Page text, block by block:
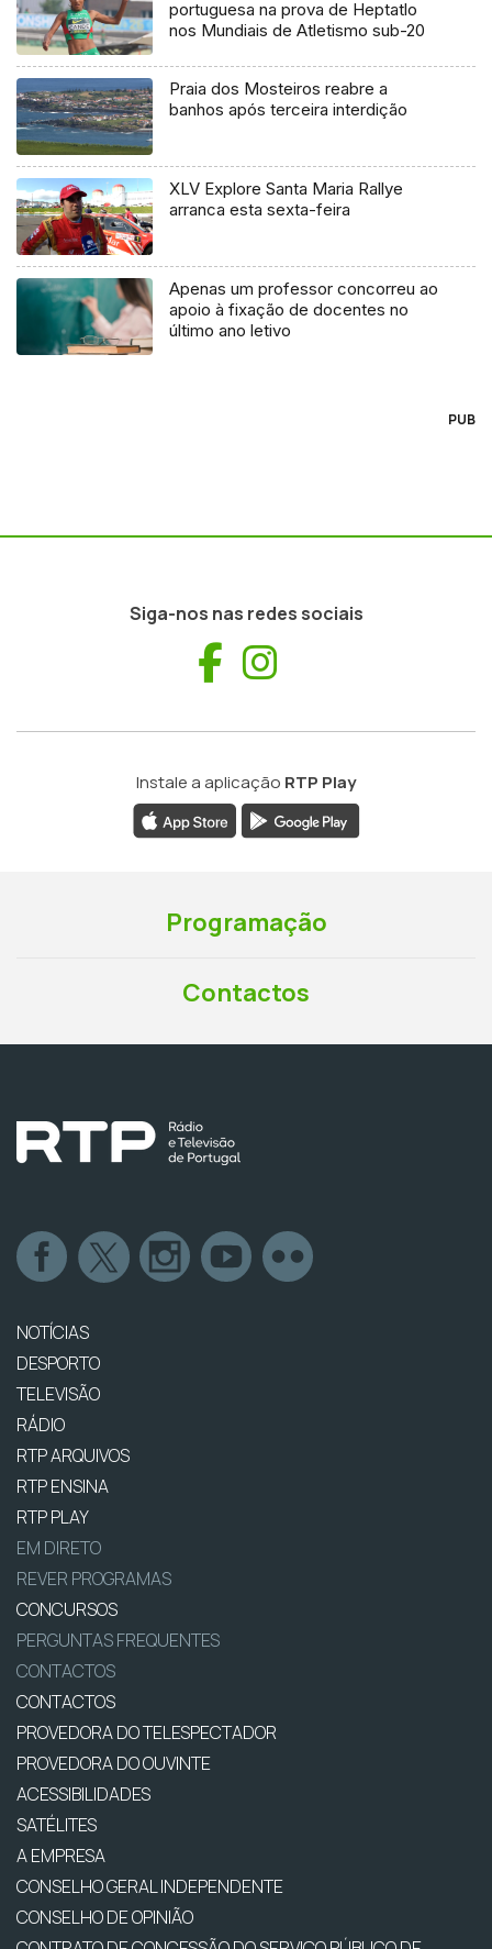
portuguesa na prova de Heptatlo
nos Mundiais de Atletismo sub-20
Praia dos Mosteiros reabre a
banhos após terceira interdição
XLV Explore Santa Maria Rallye
arranca esta sexta-feira
Apenas um professor concorreu ao
apoio à fixação de docentes no
último ano letivo
PUB
Siga-nos nas redes sociais
Facebook
Instale a aplicação RTP Play
Programação
Contactos
NOTÍCIAS
DESPORTO
TELEVISÃO
RÁDIO
RTP ARQUIVOS
RTP ENSINA
RTP PLAY
EM DIRETO
REVER PROGRAMAS
CONCURSOS
PERGUNTAS FREQUENTES
CONTACTOS
CONTACTOS
PROVEDORA DO TELESPECTADOR
PROVEDORA DO OUVINTE
ACESSIBILIDADES
SATÉLITES
A EMPRESA
CONSELHO GERAL INDEPENDENTE
CONSELHO DE OPINIÃO